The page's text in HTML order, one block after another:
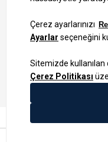
Bilgi Toplum Hizmetleri
KVKK Veri İşleme Politikamız